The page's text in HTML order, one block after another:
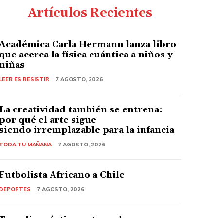
Artículos Recientes
Carla Hermann lanza libro
acerca la física cuántica a niños y
ES RESISTIR 7 AGOSTO, 2026
creatividad también se entrena:
qué el arte sigue
irremplazable para la infancia
TU MAÑANA 7 AGOSTO, 2026
Africano a Chile
7 AGOSTO, 2026